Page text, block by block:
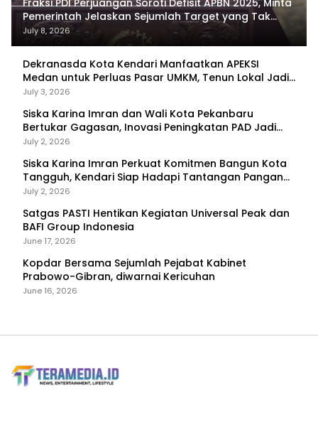
Fraksi PDI Perjuangan Soroti Defisit APBN 2025, Minta
Pemerintah Jelaskan Sejumlah Target yang Tak
Tercapai
July 8, 2026
Dekranasda Kota Kendari Manfaatkan APEKSI
Medan untuk Perluas Pasar UMKM, Tenun Lokal Jadi
Primadona
July 3, 2026
Siska Karina Imran dan Wali Kota Pekanbaru
Bertukar Gagasan, Inovasi Peningkatan PAD Jadi
Fokus Diskusi
July 2, 2026
Siska Karina Imran Perkuat Komitmen Bangun Kota
Tangguh, Kendari Siap Hadapi Tantangan Pangan
dan Bencana
July 2, 2026
Satgas PASTI Hentikan Kegiatan Universal Peak dan
BAFI Group Indonesia
June 17, 2026
Kopdar Bersama Sejumlah Pejabat Kabinet
Prabowo-Gibran, diwarnai Kericuhan
June 16, 2026